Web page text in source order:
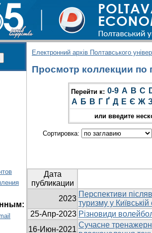
Електронний архів Полтавського
Просмотр коллекции по
Перейти к: 0-9 A B C
А Б В Г Ґ Д Е Є Ж
или введите
Сортировка:
Дата
публикации
2023
Перспективи
туризму у Київській
25-Апр-2023 Різновиди
16-Июн-2021
Сучасне